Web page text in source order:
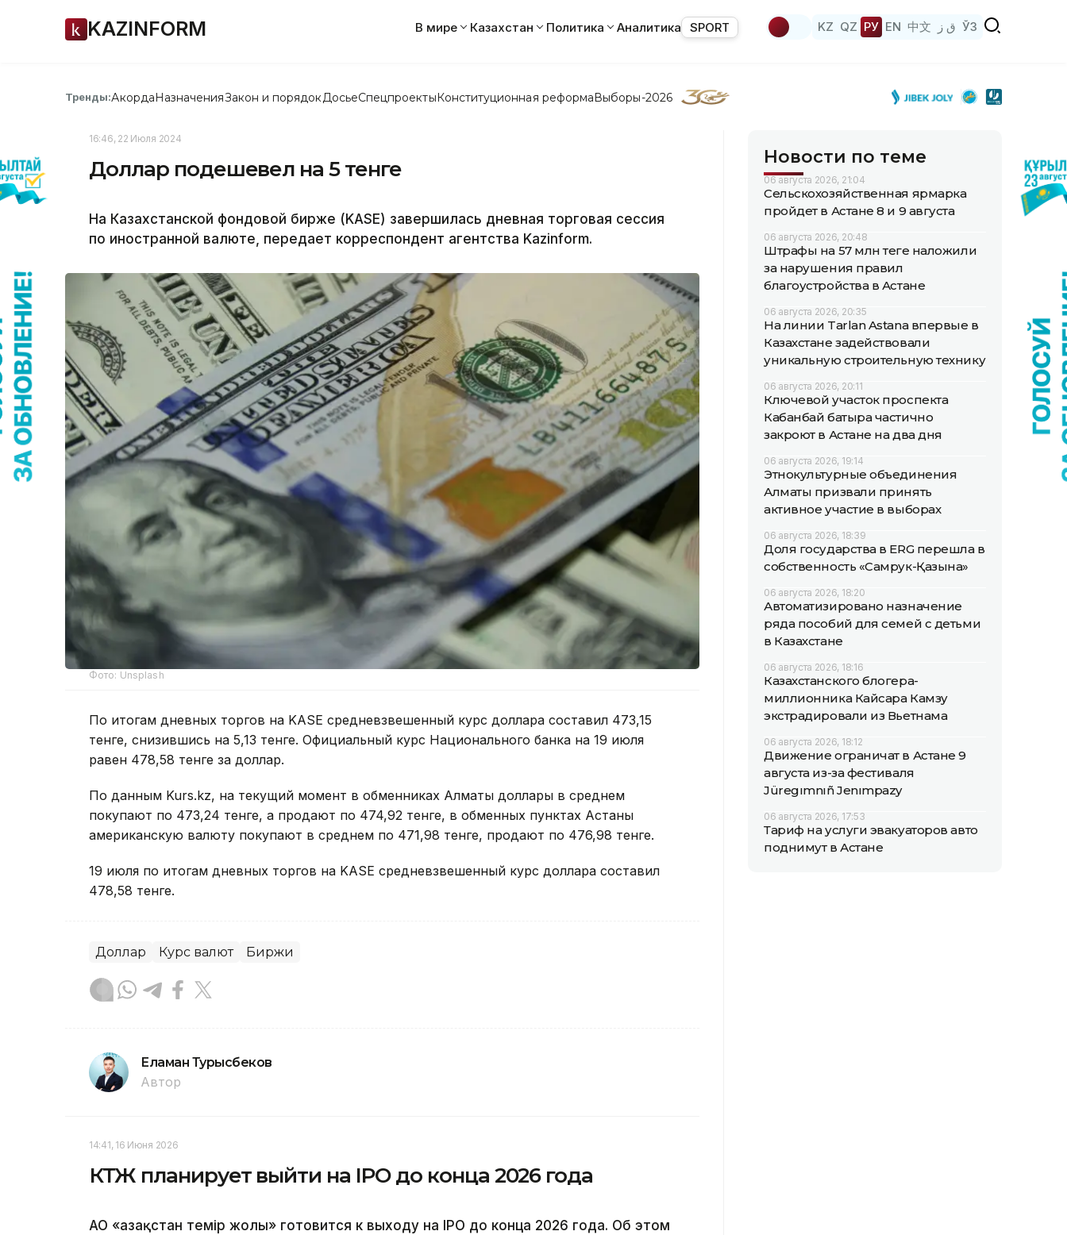
KAZINFORM В мире Казахстан Политика Аналитика SPORT KZ QZ РУ EN 中文 ق ز ЎЗ
Тренды:АкордаНазначенияЗакон и порядок ДосьеСпецпроектыКонституционная реформаВыборы-2026
16:46, 22 Июля 2024
Доллар подешевел на 5 тенге
На Казахстанской фондовой бирже (KASE) завершилась дневная торговая сессия
по иностранной валюте, передает корреспондент агентства Kazinform.
Фото: Unsplash
По итогам дневных торгов на KASE средневзвешенный курс доллара составил 473,15
тенге, снизившись на 5,13 тенге. Официальный курс Национального банка на 19 июля
равен 478,58 тенге за доллар.
По данным Kurs.kz, на текущий момент в обменниках Алматы доллары в среднем
покупают по 473,24 тенге, а продают по 474,92 тенге, в обменных пунктах Астаны
американскую валюту покупают в среднем по 471,98 тенге, продают по 476,98 тенге.
19 июля по итогам дневных торгов на KASE средневзвешенный курс доллара составил
478,58 тенге.
Доллар Курс валют Биржи
Еламан Турысбеков
Автор
14:41, 16 Июня 2026
КТЖ планирует выйти на IPO до конца 2026 года
АО «Қазақстан темір жолы» готовится к выходу на IPO до конца 2026 года. Об этом
Новости по теме
06 августа 2026, 21:04
Сельскохозяйственная ярмарка
пройдет в Астане 8 и 9 августа
06 августа 2026, 20:48
Штрафы на 57 млн теңге наложили
за нарушения правил
благоустройства в Астане
06 августа 2026, 20:35
На линии Tarlan Astana впервые в
Казахстане задействовали
уникальную строительную технику
06 августа 2026, 20:11
Ключевой участок проспекта
Кабанбай батыра частично
закроют в Астане на два дня
06 августа 2026, 19:14
Этнокультурные объединения
Алматы призвали принять
активное участие в выборах
06 августа 2026, 18:39
Доля государства в ERG перешла в
собственность «Самрук-Қазына»
06 августа 2026, 18:20
Автоматизировано назначение
ряда пособий для семей с детьми
в Казахстане
06 августа 2026, 18:16
Казахстанского блогера-
миллионника Кайсара Камзу
экстрадировали из Вьетнама
06 августа 2026, 18:12
Движение ограничат в Астане 9
августа из-за фестиваля
Jüregımnıñ Jenımpazy
06 августа 2026, 17:53
Тариф на услуги эвакуаторов авто
поднимут в Астане